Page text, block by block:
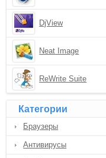
DjView
Neat Image
ReWrite Suite
Категории
Браузеры
Антивирусы